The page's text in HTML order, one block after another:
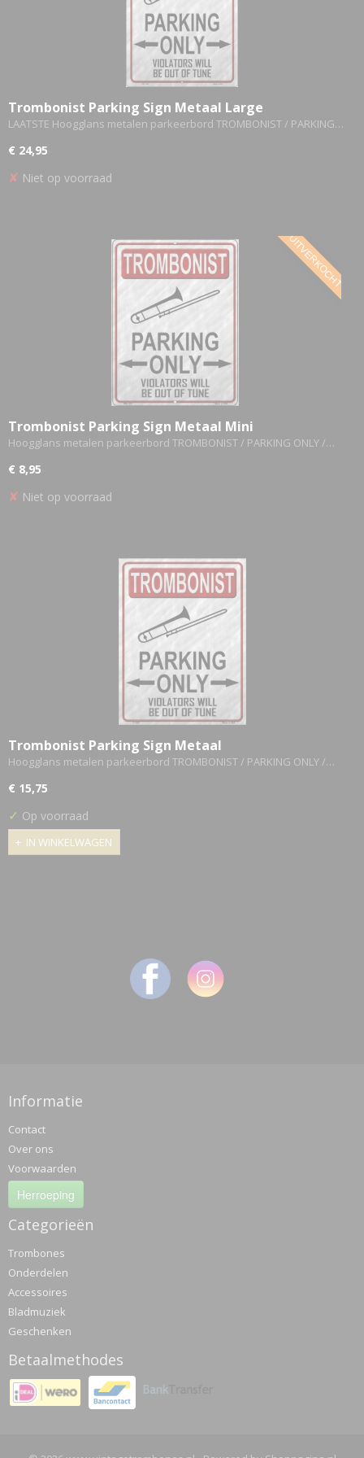
Trombonist Parking Sign Metaal Large
LAATSTE Hoogglans metalen parkeerbord TROMBONIST / PARKING…
€ 24,95
✘ Niet op voorraad
UITVERKOCHT
Trombonist Parking Sign Metaal Mini
Hoogglans metalen parkeerbord TROMBONIST / PARKING ONLY /…
€ 8,95
✘ Niet op voorraad
Trombonist Parking Sign Metaal
Hoogglans metalen parkeerbord TROMBONIST / PARKING ONLY /…
€ 15,75
✓ Op voorraad
IN WINKELWAGEN
Informatie
Contact
Over ons
Voorwaarden
Herroeping
Categorieën
Trombones
Onderdelen
Accessoires
Bladmuziek
Geschenken
Betaalmethodes